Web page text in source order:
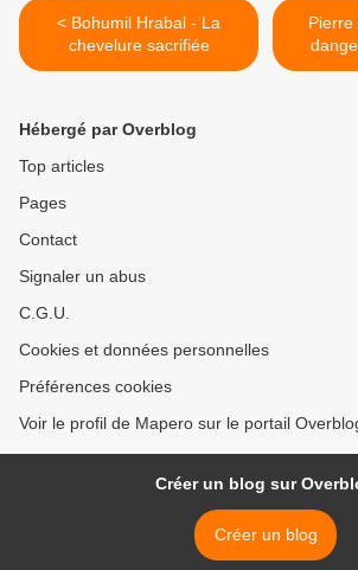
< Bohumil Hrabal - La
chevelure sacrifiée
Pierre
Hébergé par Overblog
Top articles
Pages
Contact
Signaler un abus
C.G.U.
Cookies et données personnelles
Préférences cookies
Voir le profil de Mapero sur le portail
Créer un blog sur
Créer un blog